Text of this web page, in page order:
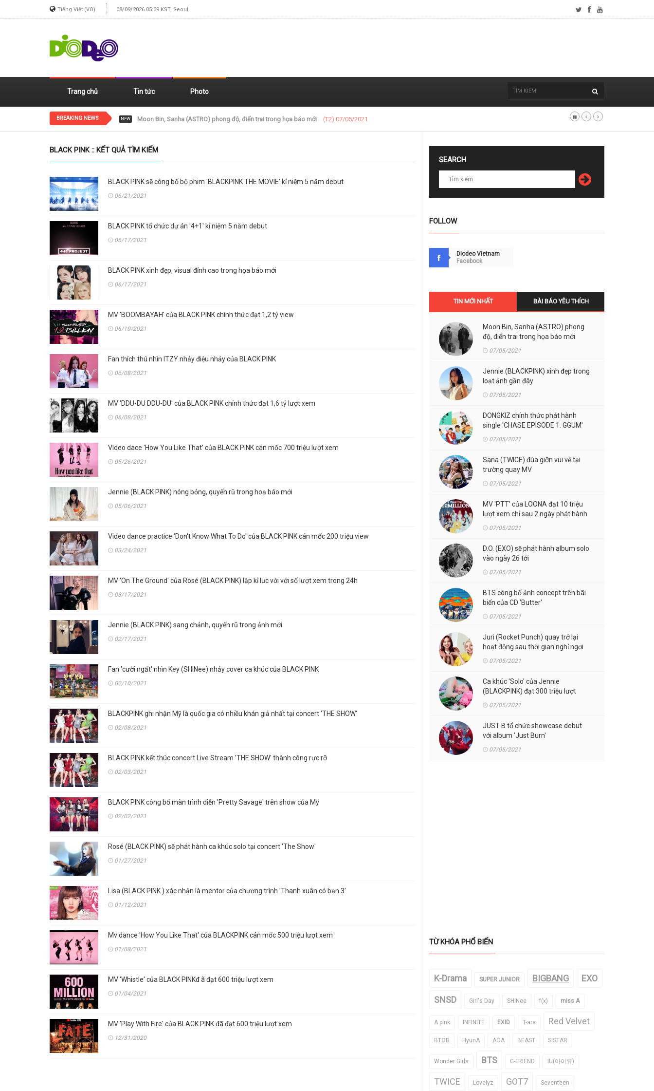
Tiếng Việt (VO) 08/09/2026 05:09 KST, Seoul
Trang chủ Tin tức Photo
BREAKING NEWS NEW Jennie (BLACKPINK) xinh đẹp trong loạt ảnh gần đây (T2) 07/05/2021
BLACK PINK :: KẾT QUẢ TÌM KIẾM
BLACK PINK sẽ công bố bộ phim 'BLACKPINK THE MOVIE' kỉ niệm 5 năm debut
06/21/2021
BLACK PINK tổ chức dự án '4+1' kỉ niệm 5 năm debut
06/17/2021
BLACK PINK xinh đẹp, visual đỉnh cao trong họa báo mới
06/17/2021
MV 'BOOMBAYAH' của BLACK PINK chính thức đạt 1,2 tỷ view
06/10/2021
Fan thích thú nhìn ITZY nhảy điệu nhảy của BLACK PINK
06/08/2021
MV 'DDU-DU DDU-DU' của BLACK PINK chính thức đạt 1,6 tỷ lượt xem
06/08/2021
VIdeo dace 'How You Like That' của BLACK PINK cán mốc 700 triệu lượt xem
05/26/2021
Jennie (BLACK PINK) nóng bỏng, quyến rũ trong hoạ báo mới
05/06/2021
Video dance practice 'Don't Know What To Do' của BLACK PINK cán mốc 200 triệu view
03/24/2021
MV 'On The Ground' của Rosé (BLACK PINK) lập kỉ lục với với số lượt xem trong 24h
03/17/2021
Jennie (BLACK PINK) sang chảnh, quyến rũ trong ảnh mới
02/17/2021
Fan 'cười ngất' nhìn Key (SHINee) nhảy cover ca khúc của BLACK PINK
02/10/2021
BLACKPINK ghi nhận Mỹ là quốc gia có nhiều khán giả nhất tại concert 'THE SHOW'
02/08/2021
BLACK PINK kết thúc concert Live Stream 'THE SHOW' thành công rực rỡ
02/03/2021
BLACK PINK công bố màn trình diễn 'Pretty Savage' trên show của Mỹ
02/02/2021
Rosé (BLACK PINK) sẽ phát hành ca khúc solo tại concert 'The Show'
01/27/2021
Lisa (BLACK PINK ) xác nhận là mentor của chương trình 'Thanh xuân có bạn 3'
01/12/2021
Mv dance 'How You Like That' của BLACKPINK cán mốc 500 triệu lượt xem
01/08/2021
MV 'Whistle' của BLACK PINKđ ã đạt 600 triệu lượt xem
01/04/2021
MV 'Play With Fire' của BLACK PINK đã đạt 600 triệu lượt xem
12/31/2020
SEARCH
FOLLOW
Diodeo Vietnam
Facebook
TIN MỚI NHẤT BÀI BÁO YÊU THÍCH
Moon Bin, Sanha (ASTRO) phong
độ, điển trai trong họa báo mới
07/05/2021
Jennie (BLACKPINK) xinh đẹp trong
loạt ảnh gần đây
07/05/2021
DONGKIZ chính thức phát hành
single 'CHASE EPISODE 1. GGUM'
07/05/2021
Sana (TWICE) đùa giỡn vui vẻ tại
trường quay MV
07/05/2021
MV 'PTT' của LOONA đạt 10 triệu
lượt xem chỉ sau 2 ngày phát hành
07/05/2021
D.O. (EXO) sẽ phát hành album solo
vào ngày 26 tới
07/05/2021
BTS công bố ảnh concept trên bãi
biển của CD 'Butter'
07/05/2021
Juri (Rocket Punch) quay trở lại
hoạt động sau thời gian nghỉ ngơi
07/05/2021
Ca khúc 'Solo' của Jennie
(BLACKPINK) đạt 300 triệu lượt
07/05/2021
JUST B tổ chức showcase debut
với album 'Just Burn'
07/05/2021
TỪ KHÓA PHỔ BIẾN
K-Drama SUPER JUNIOR BIGBANG EXO
SNSD Girl's Day SHINee f(x) miss A
A pink INFINITE EXID T-ara Red Velvet
BTOB HyunA AOA BEAST SISTAR
Wonder Girls BTS G-FRIEND IU(아이유)
TWICE Lovelyz GOT7 Seventeen